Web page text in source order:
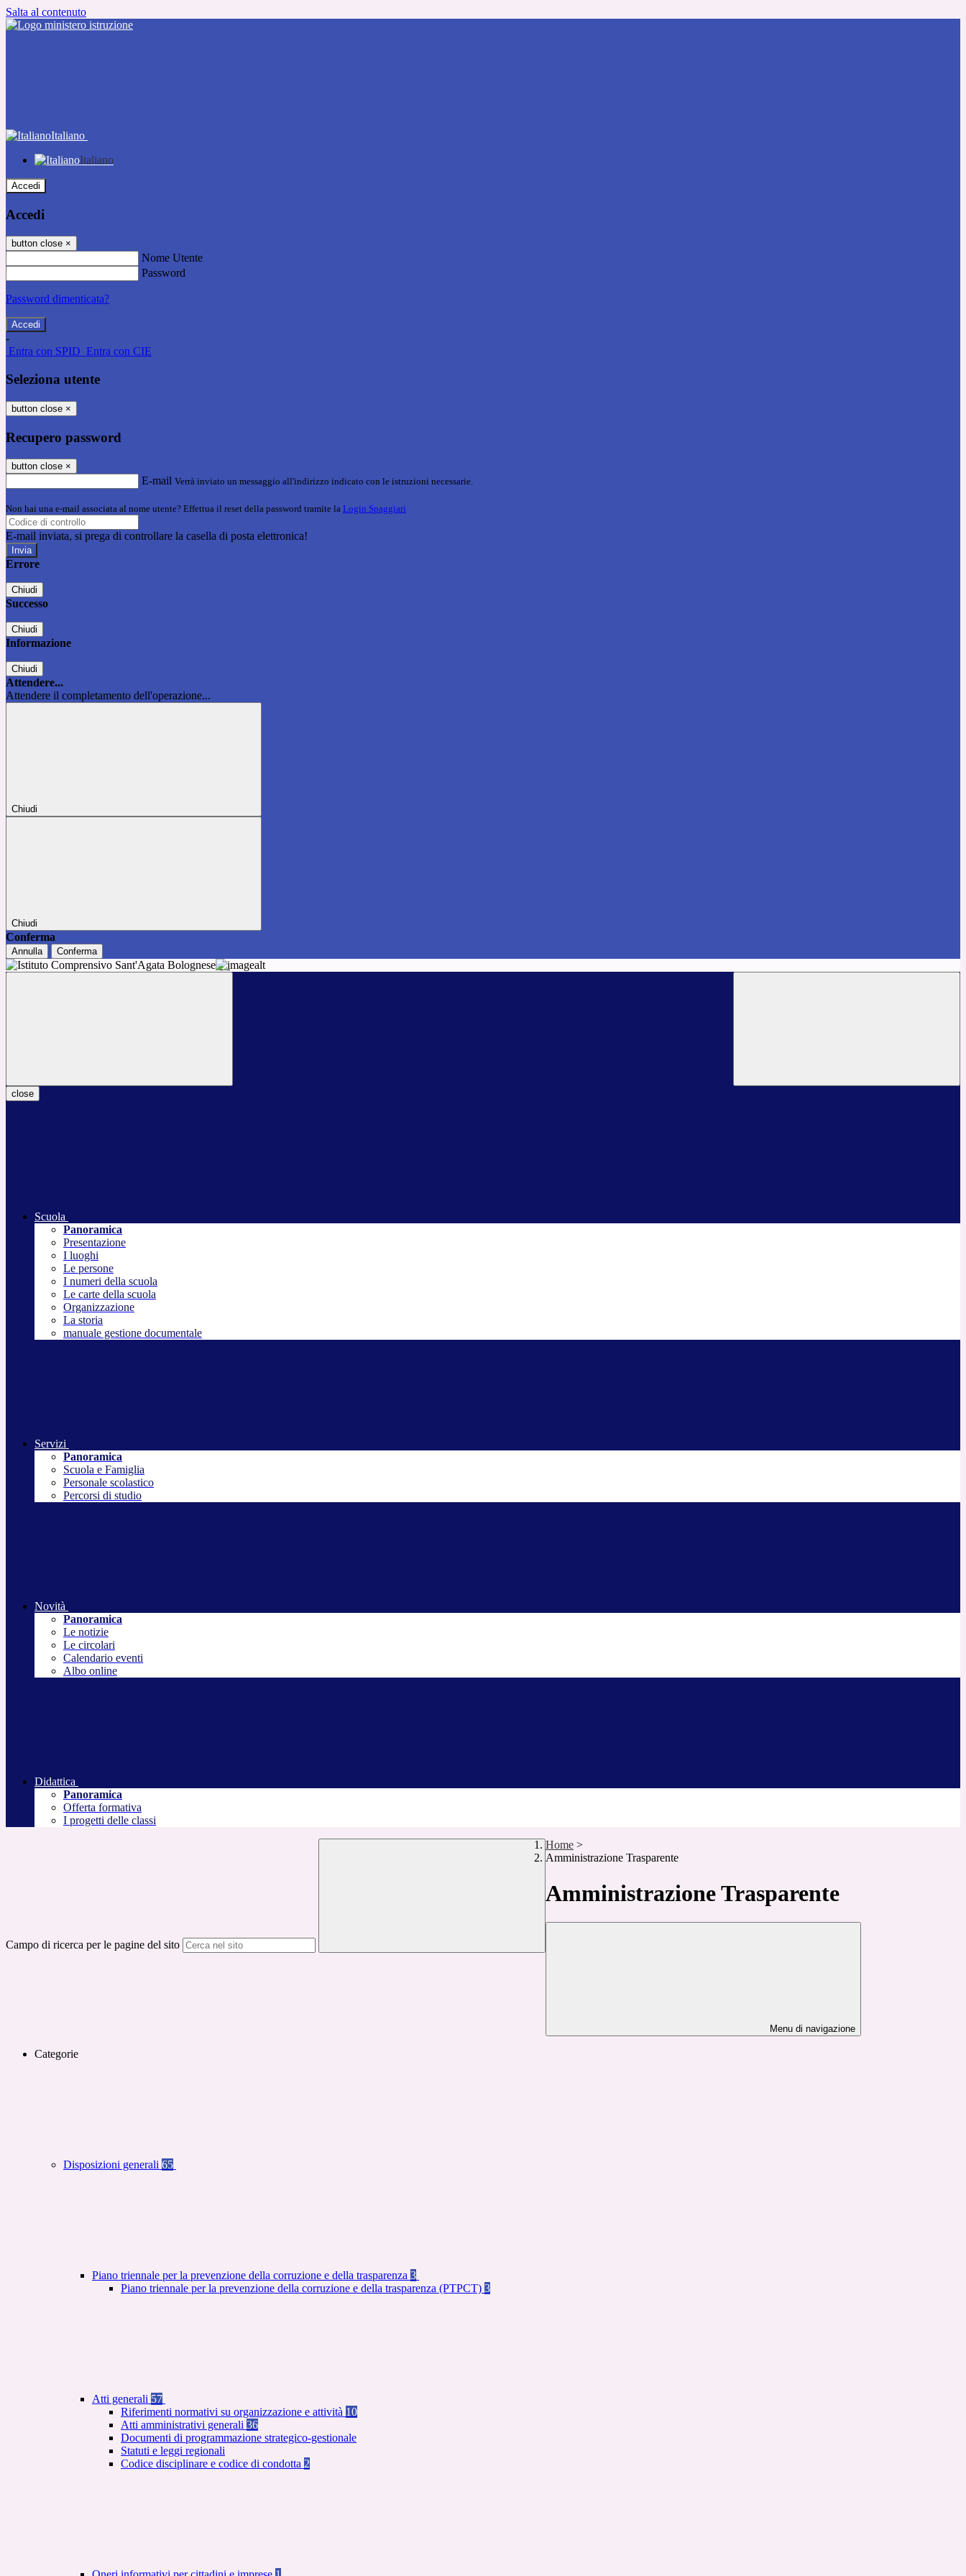
Salta al contenuto
Italiano
Italiano
Accedi
Accedi
button close ×
Nome Utente
Password
Password dimenticata?
-
Entra con SPID Entra con CIE
Seleziona utente
button close ×
Recupero password
button close ×
E-mail Verrà inviato un messaggio all'indirizzo indicato con le istruzioni necessarie.
Non hai una e-mail associata al nome utente? Effettua il reset della password tramite la Login Spaggiari
E-mail inviata, si prega di controllare la casella di posta elettronica!
Errore
Chiudi
Successo
Chiudi
Informazione
Chiudi
Attendere...
Attendere il completamento dell'operazione...
Chiudi
Chiudi
Conferma
Annulla Conferma
close
Scuola
Panoramica
Presentazione
I luoghi
Le persone
I numeri della scuola
Le carte della scuola
Organizzazione
La storia
manuale gestione documentale
Servizi
Panoramica
Scuola e Famiglia
Personale scolastico
Percorsi di studio
Novità
Panoramica
Le notizie
Le circolari
Calendario eventi
Albo online
Didattica
Panoramica
Offerta formativa
I progetti delle classi
Campo di ricerca per le pagine del sito
Home >
Amministrazione Trasparente
Amministrazione Trasparente
Menu di navigazione
Categorie
Disposizioni generali 65
Piano triennale per la prevenzione della corruzione e della trasparenza 3
Piano triennale per la prevenzione della corruzione e della trasparenza (PTPCT) 3
Atti generali 57
Riferimenti normativi su organizzazione e attività 10
Atti amministrativi generali 36
Documenti di programmazione strategico-gestionale
Statuti e leggi regionali
Codice disciplinare e codice di condotta 2